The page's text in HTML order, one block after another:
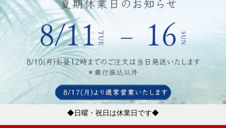
◆日曜・祝日は休業日です◆